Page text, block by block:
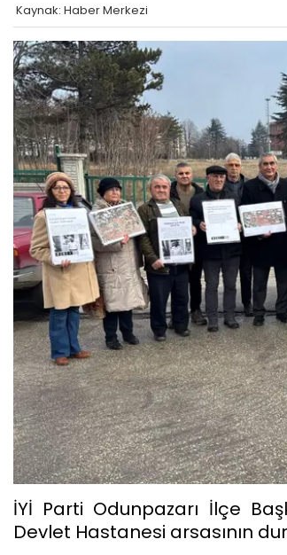
Kaynak: Haber Merkezi
İYİ Parti Odunpazarı İlçe
Devlet Hastanesi arsasının